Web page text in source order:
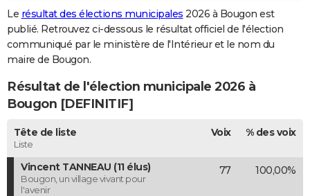
Destinations
City break
Voyage nature
Voyage de noces
Forum
Climat
+
PHOTO
GUIDES D'ACHAT
CARTE DE VOEUX
Carte de Noël
Carte Bonne année
Carte Saint-Valentin
Carte Pâques
Carte d'anniversaire
DICTIONNAIRE
PROGRAMME TV
COPAINS D'AVANT
Le résultat des élections municipales 2026 à Bougon est
publié. Retrouvez ci-dessous le résultat officiel de l'élection
communiqué par le ministère de l'Intérieur et le nom du
maire de Bougon.
Résultat de l'élection municipale 2026 à
Bougon [DEFINITIF]
Tête de liste
Liste
Voix % des voix
Vincent TANNEAU (11 élus)
Bougon, un village vivant pour
l'avenir
77 100,00%